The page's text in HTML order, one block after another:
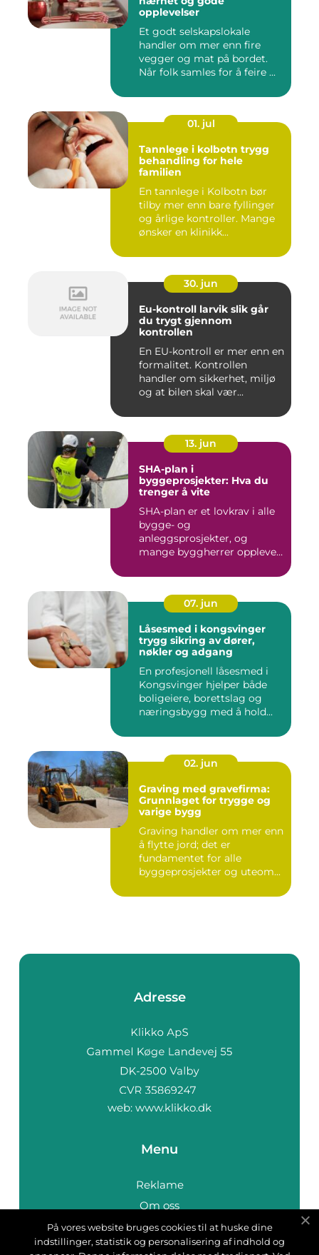
opplevelser
Et godt selskapslokale
handler om mer enn fire
vegger og mat på bordet.
Når folk samles for å feire ...
01. jul
Tannlege i kolbotn trygg
behandling for hele
familien
En tannlege i Kolbotn bør
tilby mer enn bare fyllinger
og årlige kontroller. Mange
ønsker en klinikk...
30. jun
Eu-kontroll larvik slik går
du trygt gjennom
kontrollen
En EU-kontroll er mer enn en
formalitet. Kontrollen
handler om sikkerhet, miljø
og at bilen skal vær...
13. jun
SHA-plan i
byggeprosjekter: Hva du
trenger å vite
SHA-plan er et lovkrav i alle
bygge- og
anleggsprosjekter, og
mange byggherrer opplever
07. jun
Låsesmed i kongsvinger
trygg sikring av dører,
nøkler og adgang
En profesjonell låsesmed i
Kongsvinger hjelper både
boligeiere, borettslag og
næringsbygg med å hold...
02. jun
Graving med gravefirma:
Grunnlaget for trygge og
varige bygg
Graving handler om mer enn
å flytte jord; det er
fundamentet for alle
byggeprosjekter og uteom...
Adresse
web: www.klikko.dk
Menu
Reklame
Om oss
Cookies
Kontakt Oss
På vores website bruges cookies til at huske dine
indstillinger, statistik og personalisering af indhold og